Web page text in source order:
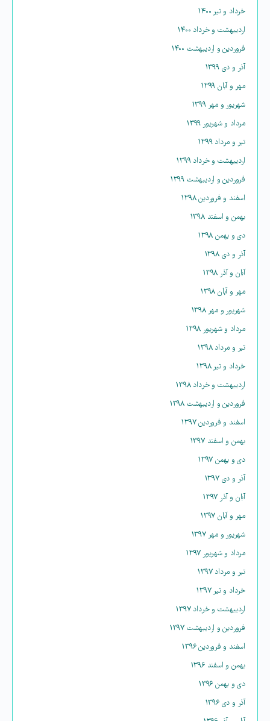
خرداد و تیر ۱۴۰۰
اردیبهشت و خرداد ۱۴۰۰
فروردین و اردیبهشت ۱۴۰۰
آذر و دی ۱۳۹۹
مهر و آبان ۱۳۹۹
شهریور و مهر ۱۳۹۹
مرداد و شهریور ۱۳۹۹
تیر و مرداد ۱۳۹۹
اردیبهشت و خرداد ۱۳۹۹
فروردین و اردیبهشت ۱۳۹۹
اسفند و فروردین ۱۳۹۸
بهمن و اسفند ۱۳۹۸
دی و بهمن ۱۳۹۸
آذر و دی ۱۳۹۸
آبان و آذر ۱۳۹۸
مهر و آبان ۱۳۹۸
شهریور و مهر ۱۳۹۸
مرداد و شهریور ۱۳۹۸
تیر و مرداد ۱۳۹۸
خرداد و تیر ۱۳۹۸
اردیبهشت و خرداد ۱۳۹۸
فروردین و اردیبهشت ۱۳۹۸
اسفند و فروردین ۱۳۹۷
بهمن و اسفند ۱۳۹۷
دی و بهمن ۱۳۹۷
آذر و دی ۱۳۹۷
آبان و آذر ۱۳۹۷
مهر و آبان ۱۳۹۷
شهریور و مهر ۱۳۹۷
مرداد و شهریور ۱۳۹۷
تیر و مرداد ۱۳۹۷
خرداد و تیر ۱۳۹۷
اردیبهشت و خرداد ۱۳۹۷
فروردین و اردیبهشت ۱۳۹۷
اسفند و فروردین ۱۳۹۶
بهمن و اسفند ۱۳۹۶
دی و بهمن ۱۳۹۶
آذر و دی ۱۳۹۶